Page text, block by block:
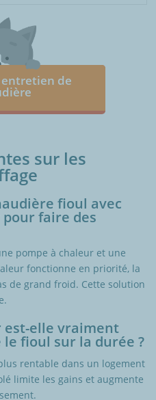
de
sur les
fioul avec
faire des
pompe à chaleur et une
fonctionne en priorité, la
de grand froid. Cette solution
est-elle vraiment
fioul sur la durée ?
rentable dans un logement
limite les gains et augmente